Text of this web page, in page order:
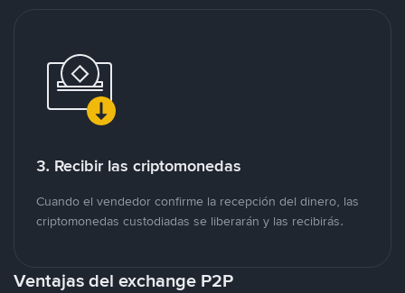
3. Recibir las criptomonedas
Cuando el vendedor confirme la recepción del dinero, las
criptomonedas custodiadas se liberarán y las recibirás.
Ventajas del exchange P2P